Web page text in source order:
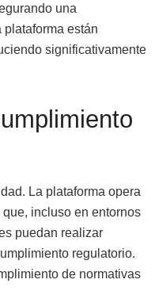
una
están
significativamente
La plataforma opera
incluso en entornos
puedan realizar
regulatorio.
de normativas